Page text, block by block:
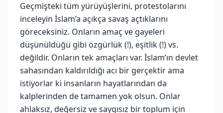
Geçmişteki tüm yürüyüşlerini, protestolarını
inceleyin İslam’a açıkça savaş açtıklarını
göreceksiniz. Onların amaç ve gayeleri
düşünüldüğü gibi özgürlük (!), eşitlik (!) vs.
değildir. Onların tek amaçları var. İslam’ın devlet
sahasından kaldırıldığı acı bir gerçektir ama
istiyorlar ki insanların hayatlarından da
kalplerinden de tamamen yok olsun. Onlar
ahlaksız, değersiz ve saygısız bir toplum için